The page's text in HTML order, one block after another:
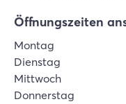
Öffnungszeiten
Montag
Dienstag
Mittwoch
Donnerstag